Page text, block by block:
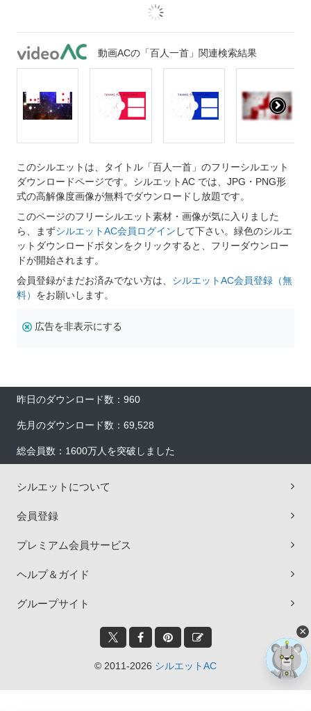
動画ACの「百人一首」関連検索結果
このシルエットは、タイトル「百人一首」のフリーシルエット
ダウンロードページです。シルエットAC では、JPG・PNG形
式の高解像度画像が無料でダウンロードし放題です。
このページのフリーシルエット素材・画像が気に入りました
ら、まずシルエットAC会員ログイン して下さい。緑色のシルエ
ットダウンロードボタンをクリックすると、フリーダウンロー
ドが開始されます。
会員登録がまだお済みでない方は、 シルエットAC会員登録（無
料） をお願いします。
広告を非表示にする
昨日のダウンロード数：960
先月のダウンロード数：69,528
総会員数：1600万人を突破しました
シルエットについて
会員登録
プレミアム会員サービス
ヘルプ＆ガイド
グループサイト
© 2011-2026 シルエットAC
×